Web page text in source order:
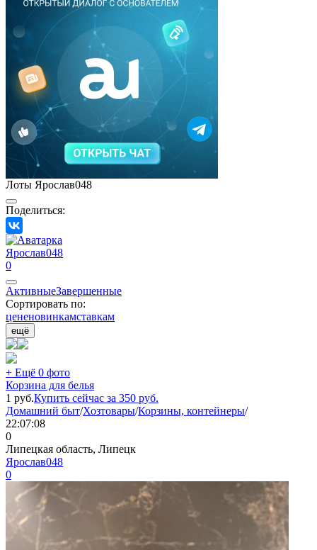
Лоты Ярослав048
Поделиться:
Ярослав048
0
АктивныеЗавершенные
Сортировать по:
цененовинкамставкам
ещё
+ Ещё 0 фото
Корзина для белья
1 руб.Купить сейчас за 350 руб.
Домашний быт/Хозтовары/Корзины, контейнеры/
22:07:08
0
Липецкая область, Липецк
Ярослав048
0